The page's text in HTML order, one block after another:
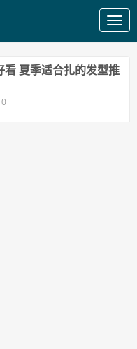
看 夏季适合扎的发型推